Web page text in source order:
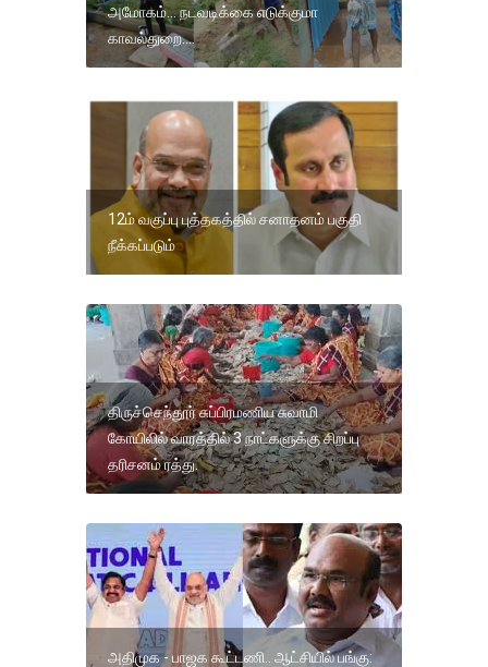
அமோகம்... நடவடிக்கை எடுக்குமா
காவல்துறை....
12ம் வகுப்பு புத்தகத்தில் சனாதனம் பகுதி
நீக்கப்படும்
திருச்செந்தூர் சுப்பிரமணிய சுவாமி
கோயிலில் வாரத்தில் 3 நாட்களுக்கு சிறப்பு
தரிசனம் ரத்து.
அதிமுக - பாஜக கூட்டணி.. ஆட்சியில் பங்கு: